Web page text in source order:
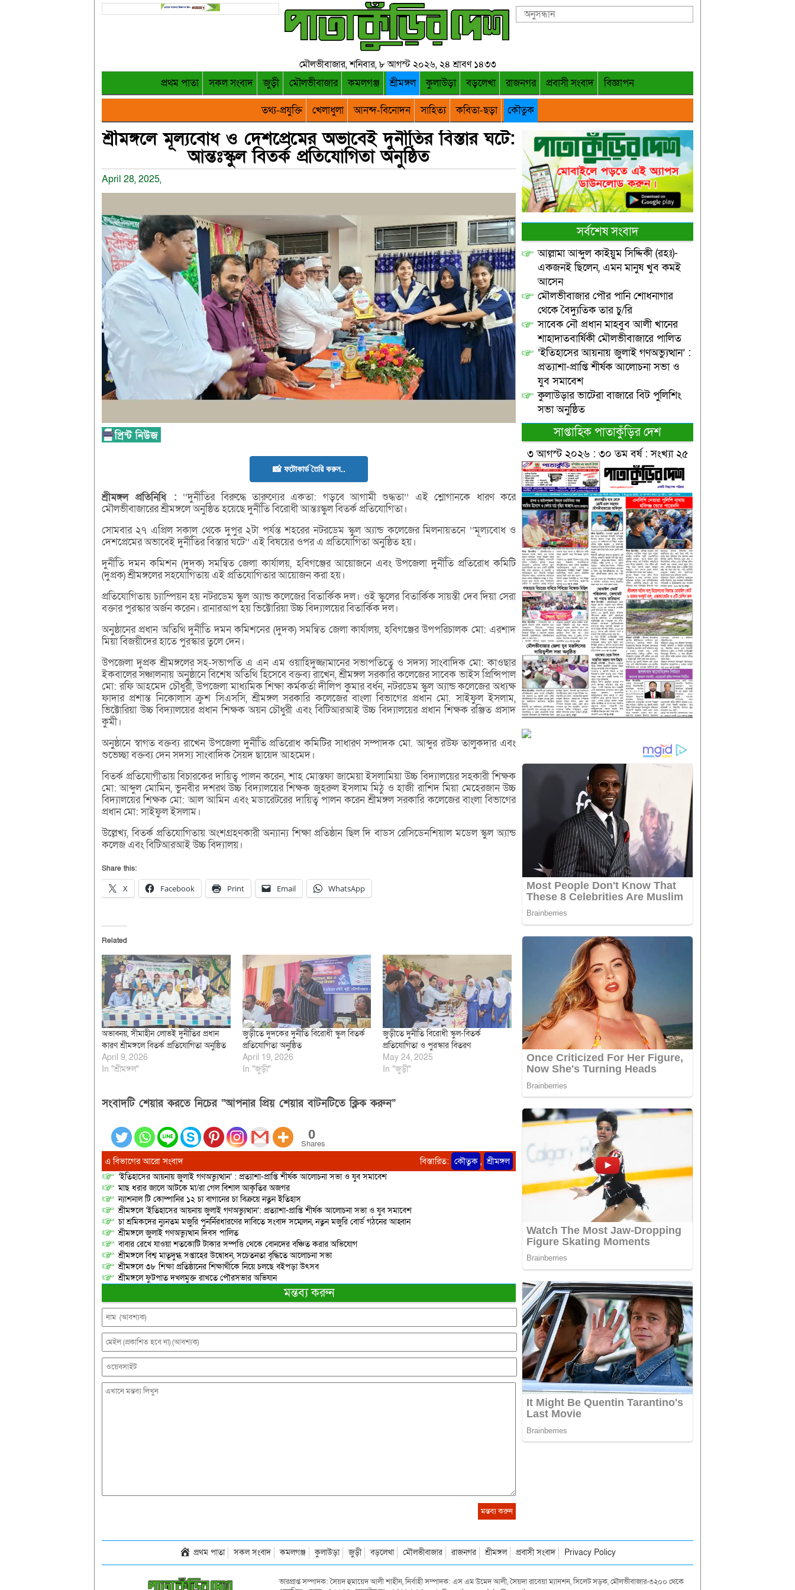
মৌলভীবাজার, শনিবার, ৮ আগস্ট ২০২৬, ২৪ শ্রাবণ ১৪৩৩
প্রথম পাতা সকল সংবাদ জুড়ী মৌলভীবাজার কমলগঞ্জ শ্রীমঙ্গল কুলাউড়া বড়লেখা রাজনগর প্রবাসী সংবাদ
বিজ্ঞাপন
তথ্য-প্রযুক্তি
খেলাধুলা আনন্দ-বিনোদন সাহিত্য কবিতা-ছড়া কৌতুক
শ্রীমঙ্গলে মূল্যবোধ ও দেশপ্রেমের অভাবেই দুর্নীতির বিস্তার ঘটে:
আন্তঃস্কুল বিতর্ক প্রতিযোগিতা অনুষ্ঠিত
April 28, 2025,
📸 ফটোকার্ড তৈরি করুন..
শ্রীমঙ্গলপ্রতিনিধি : ‘‘দুর্নীতির বিরুদ্ধে তারুণ্যের একতা: গড়বে আগামী শুদ্ধতা’’ এই শ্লোগানকে ধারণ করে
মৌলভীবাজারের শ্রীমঙ্গলে অনুষ্ঠিত হয়েছে দুর্নীতি বিরোধী আন্তঃস্কুল বিতর্ক প্রতিযোগিতা।
সোমবার ২৭ এপ্রিল সকাল থেকে দুপুর ২টা পর্যন্ত শহরের নটরডেম স্কুল অ্যান্ড কলেজের মিলনায়তনে ‘‘মূল্যবোধ ও
দেশপ্রেমের অভাবেই দুর্নীতির বিস্তার ঘটে’’ এই বিষয়ের ওপর এ প্রতিযোগিতা অনুষ্ঠিত হয়।
দুর্নীতি দমন কমিশন (দুদক) সমন্বিত জেলা কার্যালয়, হবিগঞ্জের আয়োজনে এবং উপজেলা দুর্নীতি প্রতিরোধ কমিটি
(দুপ্রক) শ্রীমঙ্গলের সহযোগিতায় এই প্রতিযোগিতার আয়োজন করা হয়।
প্রতিযোগিতায় চ্যাম্পিয়ন হয় নটরডেম স্কুল অ্যান্ড কলেজের বিতার্কিক দল। ওই স্কুলের বিতার্কিক সায়ন্তী দেব দিয়া সেরা
বক্তার পুরস্কার অর্জন করেন। রানারআপ হয় ভিক্টোরিয়া উচ্চ বিদ্যালয়ের বিতার্কিক দল।
অনুষ্ঠানের প্রধান অতিথি দুর্নীতি দমন কমিশনের (দুদক) সমন্বিত জেলা কার্যালয়, হবিগঞ্জের উপপরিচালক মো: এরশাদ
মিয়া বিজয়ীদের হাতে পুরস্কার তুলে দেন।
উপজেলা দুপ্রক শ্রীমঙ্গলের সহ-সভাপতি এ এন এম ওয়াহিদুজ্জামানের সভাপতিত্বে ও সদস্য সাংবাদিক মো: কাওছার
ইকবালের সঞ্চালনায় অনুষ্ঠানে বিশেষ অতিথি হিসেবে বক্তব্য রাখেন, শ্রীমঙ্গল সরকারি কলেজের সাবেক ভাইস প্রিন্সিপাল
মো: রফি আহমেদ চৌধুরী, উপজেলা মাধ্যমিক শিক্ষা কর্মকর্তা দীলিপ কুমার বর্ধন, নটরডেম স্কুল অ্যান্ড কলেজের অধ্যক্ষ
ফাদার প্রশান্ত নিকোলাস ক্রুশ সিএসসি, শ্রীমঙ্গল সরকারি কলেজের বাংলা বিভাগের প্রধান মো. সাইফুল ইসলাম,
ভিক্টোরিয়া উচ্চ বিদ্যালয়ের প্রধান শিক্ষক অয়ন চৌধুরী এবং বিটিআরআই উচ্চ বিদ্যালয়ের প্রধান শিক্ষক রঞ্জিত প্রসাদ
কুমী।
অনুষ্ঠানে স্বাগত বক্তব্য রাখেন উপজেলা দুর্নীতি প্রতিরোধ কমিটির সাধারণ সম্পাদক মো. আব্দুর রউফ তালুকদার এবং
শুভেচ্ছা বক্তব্য দেন সদস্য সাংবাদিক সৈয়দ ছায়েদ আহমেদ।
বিতর্ক প্রতিযোগীতায় বিচারকের দায়িত্ব পালন করেন, শাহ মোস্তফা জামেয়া ইসলামিয়া উচ্চ বিদ্যালয়ের সহকারী শিক্ষক
মো: আব্দুল মোমিন, ভুনবীর দশরথ উচ্চ বিদ্যালয়ের শিক্ষক জুহরুল ইসলাম মিঠু ও হাজী রাশিদ মিয়া মেহেরজান উচ্চ
বিদ্যালয়ের শিক্ষক মো: আল আমিন এবং মডারেটরের দায়িত্ব পালন করেন শ্রীমঙ্গল সরকারি কলেজের বাংলা বিভাগের
প্রধান মো: সাইফুল ইসলাম।
উল্লেখ্য, বিতর্ক প্রতিযোগিতায় অংশগ্রহণকারী অন্যান্য শিক্ষা প্রতিষ্ঠান ছিল দি বাডস রেসিডেনশিয়াল মডেল স্কুল অ্যান্ড
কলেজ এবং বিটিআরআই উচ্চ বিদ্যালয়।
Share this:
X Facebook Print Email WhatsApp
Related
অভাবনয়, সীমাহীন লোভই দুর্নীতির প্রধান
কারণ শ্রীমঙ্গলে বিতর্ক প্রতিযোগিতা অনুষ্ঠিত
April 9, 2026
In "শ্রীমঙ্গল"
জুড়ীতে দুদকের দুর্নীতি বিরোধী স্কুল বিতর্ক
প্রতিযোগিতা অনুষ্ঠিত
April 19, 2026
In "জুড়ী"
জুড়ীতে দুর্নীতি বিরোধী স্কুল-বিতর্ক
প্রতিযোগিতা ও পুরস্কার বিতরণ
May 24, 2025
In "জুড়ী"
সংবাদটি শেয়ার করতে নিচের “আপনার প্রিয় শেয়ার বাটনটিতে ক্লিক করুন”
0
Shares
এ বিভাগের আরো সংবাদ বিস্তারিত: কৌতুক , শ্রীমঙ্গল
‘ইতিহাসের আয়নায় জুলাই গণঅভ্যুত্থান’ : প্রত্যাশা-প্রাপ্তি শীর্ষক আলোচনা সভা ও যুব সমাবেশ
মাছ ধরার জালে আটকে মা/রা গেল বিশাল আকৃতির অজগর
ন্যাশনাল টি কোম্পানির ১২ চা বাগানের চা বিক্রয়ে নতুন ইতিহাস
শ্রীমঙ্গলে ‘ইতিহাসের আয়নায় জুলাই গণঅভ্যুত্থান’: প্রত্যাশা-প্রাপ্তি শীর্ষক আলোচনা সভা ও যুব সমাবেশ
চা শ্রমিকদের ন্যুনতম মজুরি পুনর্নিরধারণের দাবিতে সংবাদ সম্মেলন, নতুন মজুরি বোর্ড গঠনের আহ্বান
শ্রীমঙ্গলে জুলাই গণঅভ্যুত্থান দিবস পালিত
বাবার রেখে যাওয়া শতকোটি টাকার সম্পত্তি থেকে বোনদের বঞ্চিত করার অভিযোগ
শ্রীমঙ্গলে বিশ্ব মাতৃদুগ্ধ সপ্তাহের উদ্বোধন, সচেতনতা বৃদ্ধিতে আলোচনা সভা
শ্রীমঙ্গলে ৩৮ শিক্ষা প্রতিষ্ঠানের শিক্ষার্থীকে নিয়ে চলছে বইপড়া উৎসব
শ্রীমঙ্গলে ফুটপাত দখলমুক্ত রাখতে পৌরসভার অভিযান
মন্তব্য করুন
সর্বশেষ সংবাদ
আল্লামা আব্দুল কাইয়ুম সিদ্দিকী (রহঃ)-
একজনই ছিলেন, এমন মানুষ খুব কমই
আসেন
মৌলভীবাজার পৌর পানি শোধনাগার
থেকে বৈদ্যুতিক তার চু/রি
সাবেক নৌ প্রধান মাহবুব আলী খানের
শাহাদাতবার্ষিকী মৌলভীবাজারে পালিত
‘ইতিহাসের আয়নায় জুলাই গণঅভ্যুত্থান’ :
প্রত্যাশা-প্রাপ্তি শীর্ষক আলোচনা সভা ও
যুব সমাবেশ
কুলাউড়ার ভাটেরা বাজারে বিট পুলিশিং
সভা অনুষ্ঠিত
সাপ্তাহিক পাতাকুঁড়ির দেশ
৩ আগস্ট ২০২৬ : ৩০ তম বর্ষ : সংখ্যা ২৫
প্রথম পাতা সকল সংবাদ কমলগঞ্জ কুলাউড়া জুড়ী বড়লেখা মৌলভীবাজার রাজনগর শ্রীমঙ্গল প্রবাসী সংবাদ Privacy Policy
ভারপ্রাপ্ত সম্পাদক: সৈয়দ হুমায়েদ আলী শাহীন, নির্বাহী সম্পাদক: এস এম উমেদ আলী, সৈয়দা রাবেয়া ম্যানশন, সিলেট সড়ক, মৌলভীবাজার-৩২০০ থেকে